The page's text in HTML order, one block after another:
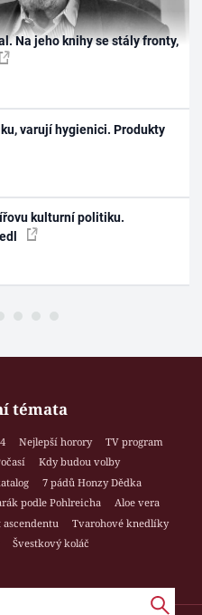
Na jeho knihy se stály fronty,
varují hygienici. Produkty
kulturní politiku.
témata
Nejlepší horory
TV program
Kdy budou volby
7 pádů Honzy Dědka
podle Pohlreicha
Aloe vera
ascendentu
Tvarohové knedlíky
Švestkový koláč